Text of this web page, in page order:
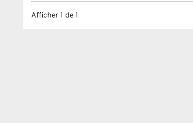
Afficher 1 de 1
Afficher 1 de 1